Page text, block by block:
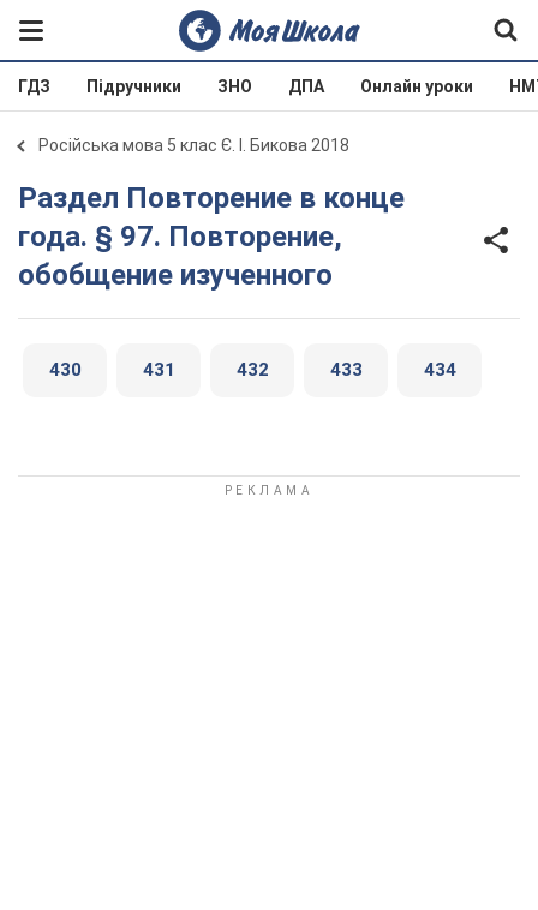
ГДЗ Підручники ЗНО ДПА Онлайн уроки
Російська мова 5 клас Є. І. Бикова 2018
Раздел Повторение в конце
года. § 97. Повторение,
обобщение изученного
430 431 432 433 434